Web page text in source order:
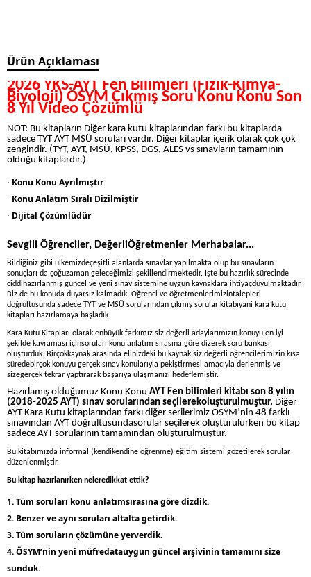
Ürün Açıklaması
2026 YKS-AYT Fen Bilimleri (Fizik-Kimya-
Biyoloji) ÖSYM Çıkmış Soru Konu Konu Son
8 Yıl Video Çözümlü
NOT: Bu kitapların Diğer kara kutu kitaplarından farkı bu kitaplarda
sadece TYT AYT MSÜ soruları vardır. Diğer kitaplar içerik olarak çok çok
zengindir. (TYT, AYT, MSÜ, KPSS, DGS, ALES vs sınavların tamamının
olduğu kitaplardır.)
· Konu Konu Ayrılmıştır
· Konu Anlatım Sıralı Dizilmiştir
· Dijital Çözümlüdür
Sevgili Öğrenciler, DeğerliÖğretmenler Merhabalar...
Bildiğiniz gibi ülkemizdeçeşitli alanlarda sınavlar yapılmakta olup bu sınavların
sonuçları da çoğuzaman geleceğimizi şekillendirmektedir. İşte bu hazırlık sürecinde
ciddihazırlanmış güncel ve yeni sınav sistemine uygun kaynaklara ihtiyaçduyulmaktadır.
Biz de bu konuda duyarsız kalmadık. Öğrenci ve öğretmenlerimizintalepleri
doğrultusunda sadece TYT ve MSÜ sorularından çıkmış sorular kitabıyani kara kutu
kitapları hazırlamaya başladık.
Kara Kutu Kitapları olarak enbüyük farkımız siz değerli adaylarımızın konuyu en iyi
şekilde kavraması içinsoruları konu anlatım sırasına göre dizerek soru bankası
oluşturduk. Birçokkaynak arasında elinizdeki bu kaynak siz değerli öğrencilerimizin kısa
süredebirçok konuyu gerçek sınav konularıyla pekiştirmesi amacıyla derlenmiş ve
sizegerçek tekrar yaptırarak başarıya ulaşmanızı hedeflemiştir.
Hazırlamış olduğumuz Konu Konu AYT Fen bilimleri kitabı son 8 yılın
(2018-2025 AYT) sınav sorularından seçilerekoluşturulmuştur. Diğer
AYT Kara Kutu kitaplarından farkı diğer serilerimiz ÖSYM’nin 48 farklı
sınavından AYT doğrultusundasorular seçilerek oluşturulurken bu kitap
sadece AYT sorularının tamamından oluşturulmuştur.
Bu kitabımızda informal (kendikendine öğrenme) eğitim sistemi gözetilerek sorular
düzenlenmiştir.
Bu kitap hazırlanırken neleredikkat ettik?
1. Tüm soruları konu anlatımsırasına göre dizdik.
2. Benzer ve aynı soruları altalta getirdik.
3. Tüm soruların çözümüne yerverdik.
4. ÖSYM’nin yeni müfredatauygun güncel arşivinin tamamını size
sunduk.